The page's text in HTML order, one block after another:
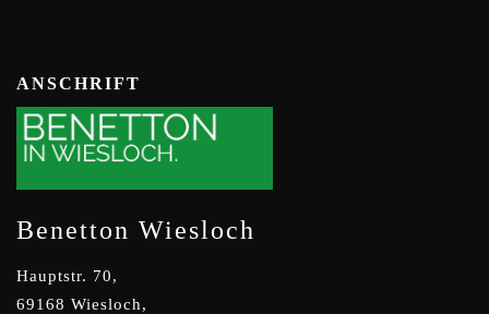
ANSCHRIFT
Benetton Wiesloch
Hauptstr. 70,
69168 Wiesloch,